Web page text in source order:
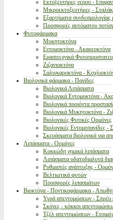
Εκτοξευτήρες νερού -
Μικροεκτοξευτήρες -
Εξαρτήματα συνδεσμολογίας
Προσφορές αυτόματου
Φυτοφάρμακα
Μυκητοκτόνα
Εντομοκτόνα - Ακαρεοκτόνα
Ερασιτεχνικά
Ζιζανιοκτόνα
Σαλιγκαροκτόνα -
Βιολογικά φάρμακα - Παγίδες
Βιολογικά Λιπάσματα
Βιολογικά Εντομοκτόνα -
Βιολογικά προιόντα
Βιολογικά Μυκητοκτόνα -
Βιολογικές Φυτικές Ορμόνες
Βιολογικές Εντομοπαγίδες
Σκευάσματα βιολογικά για
Λιπάσματα - Ορμόνες
Κοκκώδη χημικά λιπάσματα
Λιπάσματα υδατοδιαλυτά
Ρυθμιστές ανάπτυξης -
Βελτιωτικά φυτών
Προσφορές λιπασμάτων
Βιοκτόνα - Ποντικοφάρμακα -
Υγρά απεντομώσεων - Σπρέυ
Σκόνες - κόκκοι
Τζέλ απεντομώσεων -